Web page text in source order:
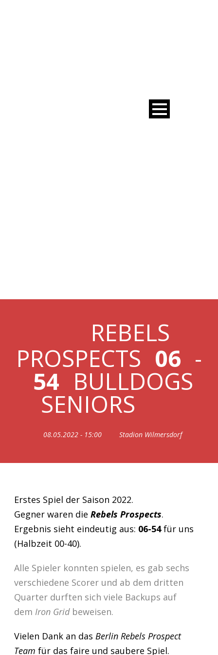
REBELS
PROSPECTS 06 -
54 BULLDOGS
SENIORS
08.05.2022 - 15:00 Stadion Wilmersdorf
Erstes Spiel der Saison 2022.
Gegner waren die Rebels Prospects.
Ergebnis sieht eindeutig aus: 06-54für uns
(Halbzeit 00-40).
Alle Spieler konnten spielen, es gab sechs
verschiedene Scorer und ab dem dritten
Quarter durften sich viele Backups auf
dem Iron Gridbeweisen.
Vielen Dank an das Berlin Rebels Prospect
Team für das faire und saubere Spiel.